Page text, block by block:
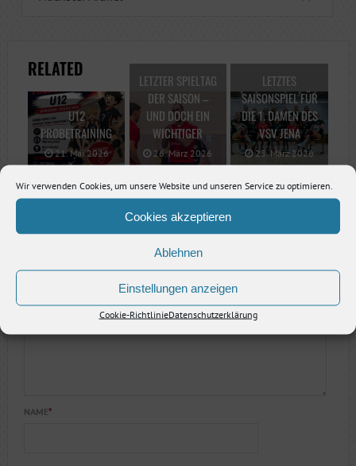
Wir verwenden Cookies, um unsere Website und unseren Service zu optimieren.
Cookies akzeptieren
Ablehnen
Einstellungen anzeigen
Cookie-RichtlinieDatenschutzerklärung
RELATED
U12
PROBETRAINING
21. Mai 2026
LETZTER SPIELTAG
DER SAISON –
UND DOCH EIN
WICHTIGER
26. März 2026
LETZTES
SAISONSPIEL FÜR
DIE 1. DAMEN DES
VSV JENA
25. März 2026
SCHREIBE EINE ANTWORT
NAME*